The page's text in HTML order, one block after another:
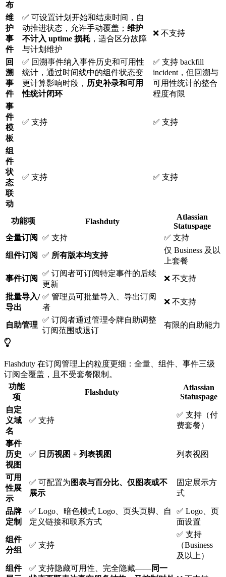
布
维
护
事
件
✅ 可设置计划开始和结束时间，自
动推进状态，允许手动覆盖； 维护
不计入 uptime 损耗 ，适合区分故障
与计划维护
❌ 不支持
回
溯
事
件
✅ 回溯事件纳入事件历史和可用性
统计，通过时间线中的组件状态变
更计算影响时段， 历史补录和可用
性统计闭环
✅ 支持 backfill
incident，但回溯与
可用性统计的整合
程度有限
事
件
模
板
✅ 支持 ✅ 支持
组
件
状
态
联
动
✅ 支持 ✅ 支持
功能项 Flashduty
Atlassian
Statuspage
全量订阅
✅ 支持 ✅ 支持
组件订阅 ✅ 所有版本均支持
仅 Business 及以
上套餐
事件订阅
✅ 订阅者可订阅特定事件的后续
更新
❌ 不支持
批量导入/
导出
✅ 管理员可批量导入、导出订阅
者
❌ 不支持
自助管理
✅ 订阅者通过管理令牌自助调整
订阅范围或退订
有限的自助能力
Flashduty 在订阅管理上的粒度更细：全量、组件、事件三级
订阅全覆盖，且不受套餐限制。
功能
项
Flashduty
Atlassian
Statuspage
自定
义域
名
✅ 支持
✅ 支持（付
费套餐）
事件
历史
视图
✅ 日历视图 + 列表视图 列表视图
可用
性展
示
✅ 可配置为 图表与百分比、仅图表或不
展示
固定展示方
式
品牌
定制
✅ Logo、暗色模式 Logo、页头页脚、自
定义链接和联系方式
✅ Logo、页
面设置
组件
分组
✅ 支持
✅ 支持
（Business
及以上）
组件
✅ 支持隐藏可用性、完全隐藏——同一